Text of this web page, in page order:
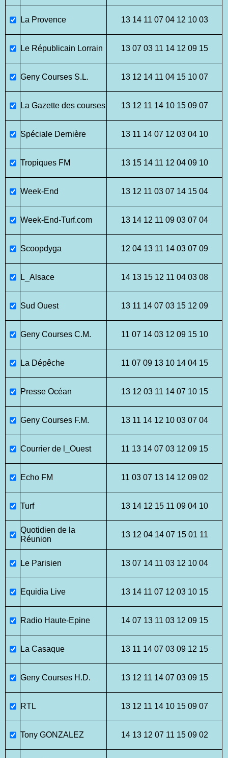
La Provence 13 14 11 07 04 12 10 03
Le Républicain Lorrain 13 07 03 11 14 12 09 15
Geny Courses S.L. 13 12 14 11 04 15 10 07
La Gazette des courses 13 12 11 14 10 15 09 07
Spéciale Dernière 13 11 14 07 12 03 04 10
Tropiques FM 13 15 14 11 12 04 09 10
Week-End 13 12 11 03 07 14 15 04
Week-End-Turf.com 13 14 12 11 09 03 07 04
Scoopdyga 12 04 13 11 14 03 07 09
L_Alsace 14 13 15 12 11 04 03 08
Sud Ouest 13 11 14 07 03 15 12 09
Geny Courses C.M. 11 07 14 03 12 09 15 10
La Dépêche 11 07 09 13 10 14 04 15
Presse Océan 13 12 03 11 14 07 10 15
Geny Courses F.M. 13 11 14 12 10 03 07 04
Courrier de l_Ouest 11 13 14 07 03 12 09 15
Echo FM 11 03 07 13 14 12 09 02
Turf 13 14 12 15 11 09 04 10
Quotidien de la
Réunion
13 12 04 14 07 15 01 11
Le Parisien 13 07 14 11 03 12 10 04
Equidia Live 13 14 11 07 12 03 10 15
Radio Haute-Epine 14 07 13 11 03 12 09 15
La Casaque 13 11 14 07 03 09 12 15
Geny Courses H.D. 13 12 11 14 07 03 09 15
RTL 13 12 11 14 10 15 09 07
Tony GONZALEZ 14 13 12 07 11 15 09 02